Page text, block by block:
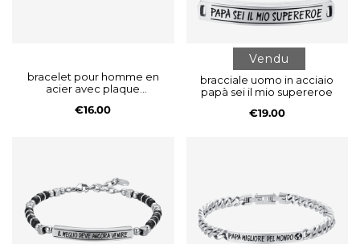
bracelet pour homme en
acier avec plaque
€16.00
Vendu
bracciale uomo in acciaio
papà sei il mio supereroe
€19.00